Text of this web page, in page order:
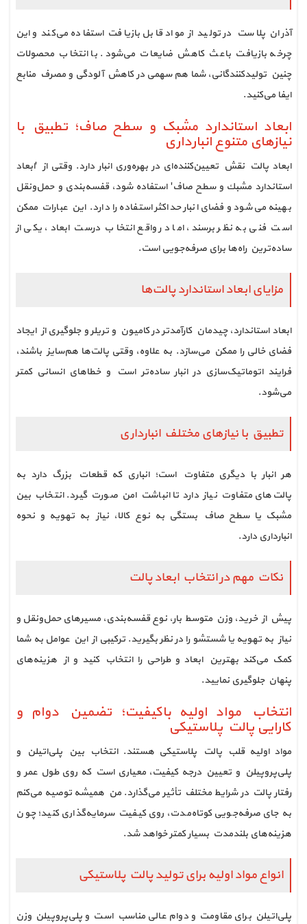
آذران پلاست در تولید از مواد قابل بازیافت استفاده می‌کند و این
چرخه بازیافت باعث کاهش ضایعات می‌شود. با انتخاب محصولات
چنین تولیدکنندگانی، شما هم سهمی در کاهش آلودگی و مصرف منابع
ایفا می‌کنید.
ابعاد استاندارد مشبک و سطح صاف؛ تطبیق با
نیازهای متنوع انبارداری
ابعاد پالت نقش تعیین‌کننده‌ای در بهره‌وری انبار دارد. وقتی از 'ابعاد
استاندارد مشبك و سطح صاف' استفاده شود، قفسه‌بندی و حمل‌ونقل
بهینه می‌شود و فضای انبار حداکثر استفاده را دارد. این عبارات ممکن
است فنی به نظر برسند، اما در واقع انتخاب درست ابعاد، یکی از
ساده‌ترین راه‌ها برای صرفه‌جویی است.
مزایای ابعاد استاندارد پالت‌ها
ابعاد استاندارد، چیدمان کارآمدتر در کامیون و تریلر و جلوگیری از ایجاد
فضای خالی را ممکن می‌سازد. به علاوه، وقتی پالت‌ها هم‌سایز باشند،
فرایند اتوماتیک‌سازی در انبار ساده‌تر است و خطاهای انسانی کمتر
می‌شود.
تطبیق با نیازهای مختلف انبارداری
هر انبار با دیگری متفاوت است؛ انباری که قطعات بزرگ دارد به
پالت‌های متفاوت نیاز دارد تا انباشت امن صورت گیرد. انتخاب بین
مشبک یا سطح صاف بستگی به نوع کالا، نیاز به تهویه و نحوه
انبارداری دارد.
نکات مهم در انتخاب ابعاد پالت
پیش از خرید، وزن متوسط بار، نوع قفسه‌بندی، مسیرهای حمل‌ونقل و
نیاز به تهویه یا شستشو را در نظر بگیرید. ترکیبی از این عوامل به شما
کمک می‌کند بهترین ابعاد و طراحی را انتخاب کنید و از هزینه‌های
پنهان جلوگیری نمایید.
انتخاب مواد اولیه باکیفیت؛ تضمین دوام و
کارایی پالت پلاستیکی
مواد اولیه قلب پالت پلاستیکی هستند. انتخاب بین پلی‌اتیلن و
پلی‌پروپیلن و تعیین درجه کیفیت، معیاری است که روی طول عمر و
رفتار پالت در شرایط مختلف تأثیر می‌گذارد. من همیشه توصیه می‌کنم
به جای صرفه‌جویی کوتاه‌مدت، روی کیفیت سرمایه‌گذاری کنید؛ چون
هزینه‌های بلندمدت بسیار کمتر خواهد شد.
انواع مواد اولیه برای تولید پالت پلاستیکی
پلی‌اتیلن برای مقاومت و دوام عالی مناسب است و پلی‌پروپیلن وزن